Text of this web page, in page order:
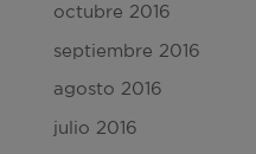
octubre 2016
septiembre 2016
agosto 2016
julio 2016